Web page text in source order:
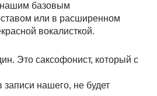
базовым
или в расширенном
вокалисткой.
Это саксофонист, который с
нашего, не будет